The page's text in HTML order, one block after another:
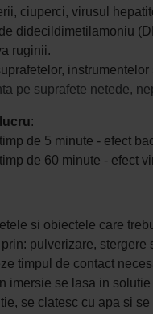
ciuperci, virusul
didecildimetilamoniu
ruginii.
instrumentelor
pe suprafete netede,
:
de 5 minute - efect
de 60 minute - efect
si obiectele care
pulverizare, stergere
timpul de contact
imersie se lasa in
se clatesc cu apa si